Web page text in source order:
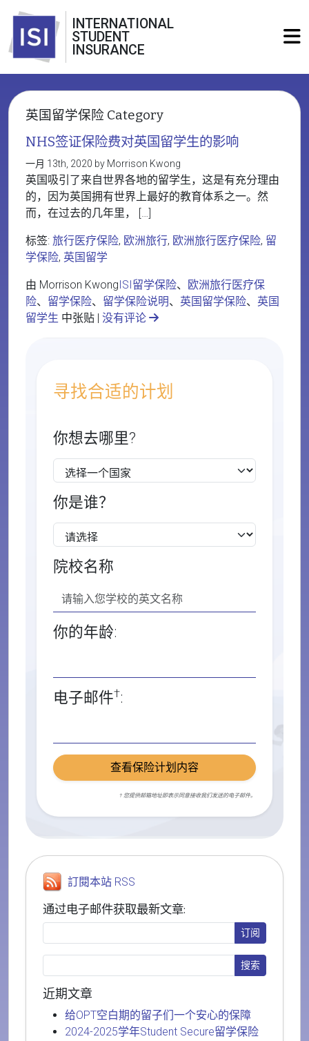
INTERNATIONAL
STUDENT
INSURANCE
英国留学保险 Category
NHS签证保险费对英国留学生的影响
一月 13th, 2020 by Morrison Kwong
英国吸引了来自世界各地的留学生，这是有充分理由
的，因为英国拥有世界上最好的教育体系之一。然
而，在过去的几年里， […]
标签: 旅行医疗保险, 欧洲旅行, 欧洲旅行医疗保险, 留
学保险, 英国留学
由 Morrison KwongISI留学保险、
欧洲旅行医疗保
险、 留学保险、 留学保险说明、 英国留学保险、 英国
留学生 中张贴 | 没有评论
寻找合适的计划
你想去哪里?
你是谁？
院校名称
你的年龄:
电子邮件†:
查看保险计划内容
† 您提供邮箱地址即表示同意接收我们发送的电子邮件。
訂閱本站 RSS
通过电子邮件获取最新文章:
近期文章
给OPT空白期的留子们一个安心的保障
2024-2025学年Student Secure留学保险